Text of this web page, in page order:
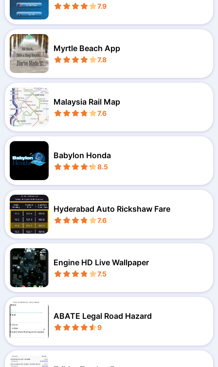
7.9
Myrtle Beach App
7.8
Malaysia Rail Map
7.6
Babylon Honda
8.5
Hyderabad Auto Rickshaw Fare
7.6
Engine HD Live Wallpaper
7.5
ABATE Legal Road Hazard
9